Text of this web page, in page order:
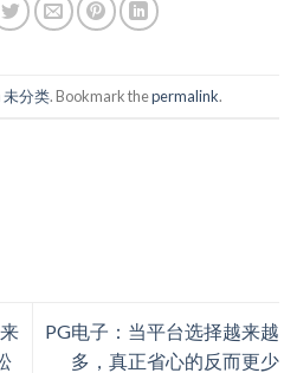
未分类. Bookmark thepermalink.
PG电子：当平台选择越来越
多，真正省心的反而更少